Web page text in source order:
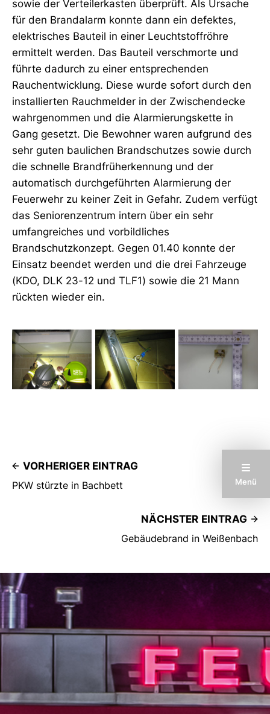
Menü
sowie der Verteilerkasten überprüft. Als Ursache
für den Brandalarm konnte dann ein defektes,
elektrisches Bauteil in einer Leuchtstoffröhre
ermittelt werden. Das Bauteil verschmorte und
führte dadurch zu einer entsprechenden
Rauchentwicklung. Diese wurde sofort durch den
installierten Rauchmelder in der Zwischendecke
wahrgenommen und die Alarmierungskette in
Gang gesetzt. Die Bewohner waren aufgrund des
sehr guten baulichen Brandschutzes sowie durch
die schnelle Brandfrüherkennung und der
automatisch durchgeführten Alarmierung der
Feuerwehr zu keiner Zeit in Gefahr. Zudem verfügt
das Seniorenzentrum intern über ein sehr
umfangreiches und vorbildliches
Brandschutzkonzept. Gegen 01.40 konnte der
Einsatz beendet werden und die drei Fahrzeuge
(KDO, DLK 23-12 und TLF1) sowie die 21 Mann
rückten wieder ein.
VORHERIGER EINTRAG
PKW stürzte in Bachbett
NÄCHSTER EINTRAG
Gebäudebrand in Weißenbach